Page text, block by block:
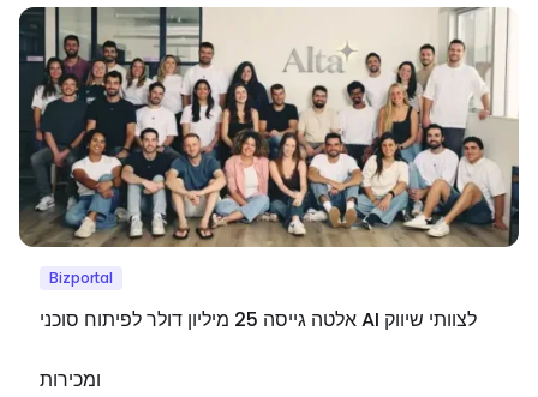
Bizportal
אלטה גייסה 25 מיליון דולר לפיתוח סוכני AI לצוותי שיווק
ומכירות